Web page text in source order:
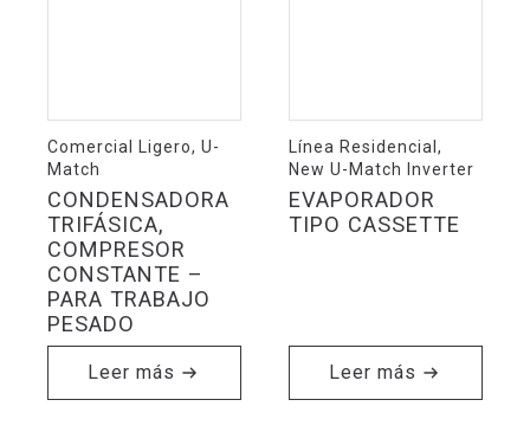
Comercial Ligero, U-
Match
CONDENSADORA
TRIFÁSICA,
COMPRESOR
CONSTANTE –
PARA TRABAJO
PESADO
Leer más
Línea Residencial,
New U-Match Inverter
EVAPORADOR
TIPO CASSETTE
Leer más